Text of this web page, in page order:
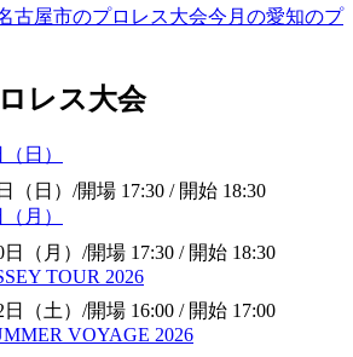
古屋市のプロレス大会今月の愛知のプ
レス大会
日）
（日） /開場 17:30 / 開始 18:30
月）
（月） /開場 17:30 / 開始 18:30
TOUR 2026
（土） /開場 16:00 / 開始 17:00
VOYAGE 2026